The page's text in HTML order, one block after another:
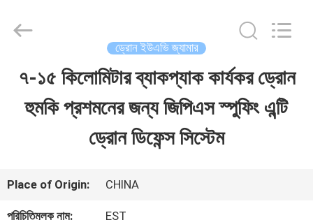
বাড়ি
ভিডিও
EASTLONGE
ELECTRONICS(HK)
Rights
Reserved.
ড্রোন ইউএভি জ্যামার
৭-১৫ কিলোমিটার ব্যাকপ্যাক কার্যকর ড্রোন
হুমকি প্রশমনের জন্য জিপিএস স্পুফিং এন্টি
ড্রোন ডিফেন্স সিস্টেম
Place of Origin: CHINA
পরিচিতিমুলক নাম: EST